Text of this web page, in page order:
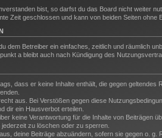
bist, so darfst du das Board nicht weiter
Zeit geschlossen und kann von beiden Seiten ohne
dem Betreiber ein einfaches, zeitlich und räumlich
a bleibt auch nach Kündigung des
dass er keine Inhalte enthält, die gegen
aus. Bei Verstößen gegen diese
dir ein Hausverbot erteilen.
keine Verantwortung für die Inhalte von Beiträgen
zu löschen oder zu sperren.
deine Beiträge abzuändern, sofern sie gegen o.